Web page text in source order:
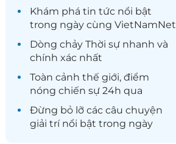
Khám phá tin tức nổi bật
trong ngày cùng VietNamNet
Dòng chảy Thời sự nhanh và
chính xác nhất
Toàn cảnh thế giới, điểm
nóng chiến sự 24h qua
Đừng bỏ lỡ các câu chuyện
giải trínổi bật trong ngày